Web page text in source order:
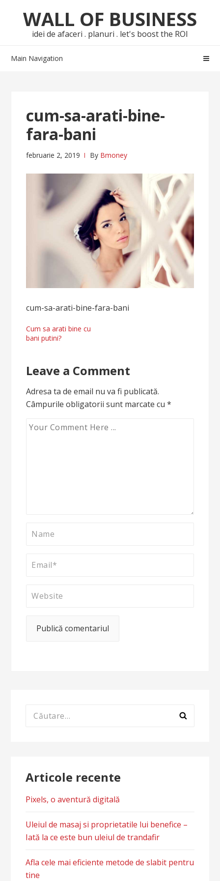
navigation
content
WALL OF BUSINESS
idei de afaceri . planuri . let's boost the ROI
Main Navigation
cum-sa-arati-bine-
fara-bani
februarie 2, 2019 By Bmoney
cum-sa-arati-bine-fara-bani
Navigare
articole
Cum sa arati bine cu
bani putini?
Leave a Comment
Adresa ta de email nu va fi publicată.
Câmpurile obligatorii sunt marcate cu*
Caută
Articole recente
Pixels, o aventură digitală
Uleiul de masaj si proprietatile lui benefice –
Iată la ce este bun uleiul de trandafir
Afla cele mai eficiente metode de slabit pentru
tine